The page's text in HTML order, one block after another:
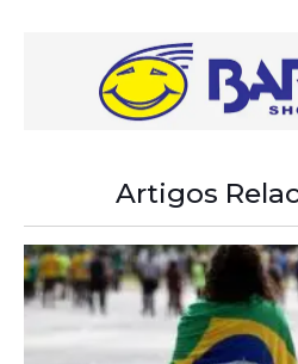
Artigos